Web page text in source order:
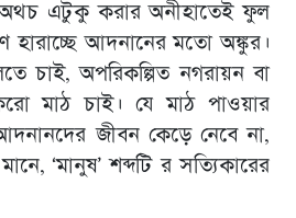
এটুকু করার অনীহাতেই ফুল
হারাচ্ছে আদনানের মতো অঙ্কুর।
চাই, অপরিকল্পিত নগরায়ন বা
মাঠ চাই। যে মাঠ পাওয়ার
জীবন কেড়ে নেবে না,
‘মানুষ’ শব্দটি র সত্যিকারের